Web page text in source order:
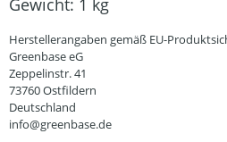
Gewicht: 1 kg
Herstellerangaben gemäß EU-
Greenbase eG
Zeppelinstr. 41
73760 Ostfildern
Deutschland
info@greenbase.de